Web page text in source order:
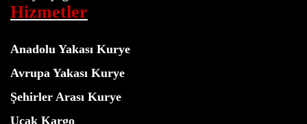
Hizmetler
Anadolu Yakası Kurye
Avrupa Yakası Kurye
Şehirler Arası Kurye
Uçak Kargo